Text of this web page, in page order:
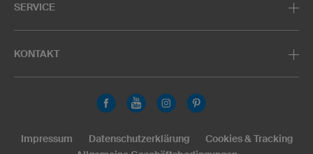
SERVICE
KONTAKT
Impressum Datenschutzerklärung
Cookies & Tracking